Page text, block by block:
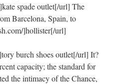
spade outlet[/url] The
Barcelona, Spain, to
]hollister[/url]
burch shoes outlet[/url] It?
capacity; the standard for
the intimacy of the Chance,